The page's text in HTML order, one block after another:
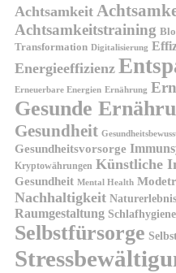
Achtsamkeit
Achtsamkeitstraining
Transformation Digitalisierung
Energieeffizienz
Erneuerbare Energien Ernährung
Gesunde
Gesundheit
Gesundheitsvorsorge
Kryptowährungen Künstliche
Gesundheit Mental Health
Nachhaltigkeit Naturerlebnis
Raumgestaltung Schlafhygiene
Selbstfürsorge